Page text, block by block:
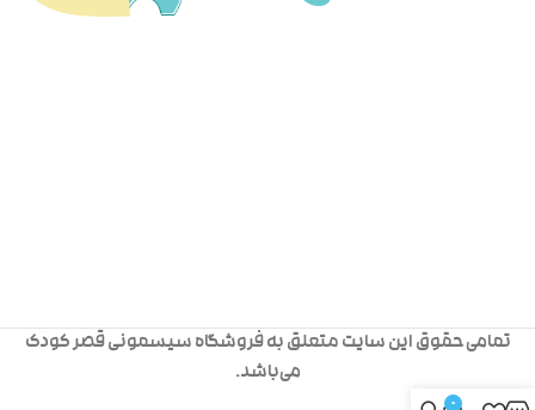
تمامی حقوق این سایت متعلق به فروشگاه سیسمونی قصر کودک
می‌باشد.
0